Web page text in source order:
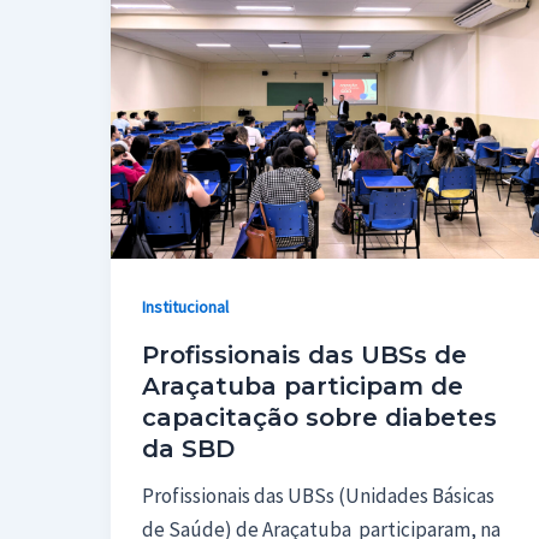
Institucional
Profissionais das UBSs de
Araçatuba participam de
capacitação sobre diabetes
da SBD
Profissionais das UBSs (Unidades Básicas
de Saúde) de Araçatuba participaram, na